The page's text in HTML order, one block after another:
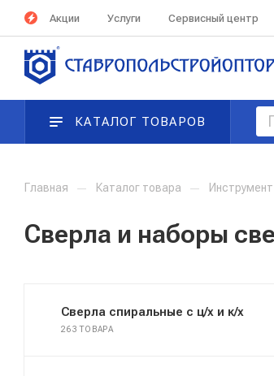
Акции Услуги Сервисный центр
КАТАЛОГ ТОВАРОВ
Главная — Каталог товара —
Сверла и наборы
Сверла спиральные с ц/х и к/х
263 ТОВАРА